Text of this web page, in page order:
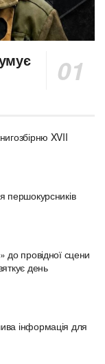
XVII
першокурсників
до провідної сцени
день
інформація для